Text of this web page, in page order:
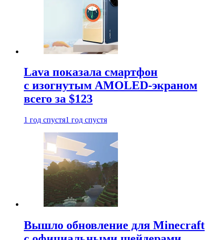
Lava показала смартфон
с изогнутым AMOLED-экраном
всего за $123
1 год спустя1 год спустя
Вышло обновление для Minecraft